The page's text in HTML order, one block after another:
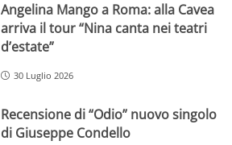
Angelina Mango a Roma: alla Cavea
arriva il tour “Nina canta nei teatri
d’estate”
30 Luglio 2026
Recensione di “Odio” nuovo singolo
di Giuseppe Condello